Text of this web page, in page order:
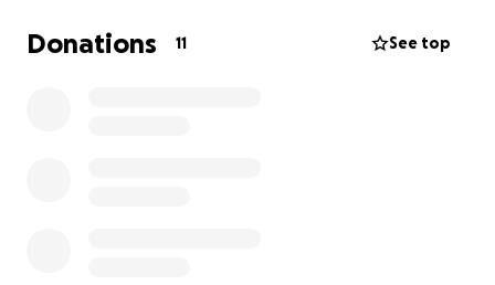
ist leider sehr kostspielig. Da wir von den kantonalen
Behörden nur einmalig unterstützt wurden und
Donations 11 See top